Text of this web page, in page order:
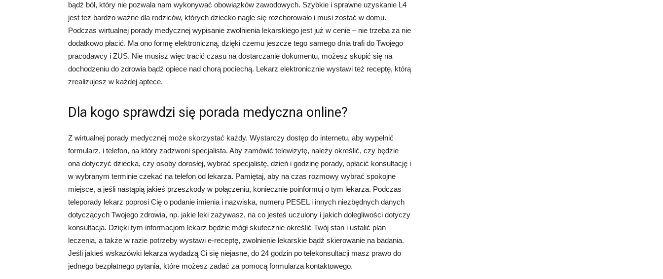
bądź ból, który nie pozwala nam wykonywać obowiązków zawodowych. Szybkie i sprawne uzyskanie L4
jest też bardzo ważne dla rodziców, których dziecko nagle się rozchorowało i musi zostać w domu.
Podczas wirtualnej porady medycznej wypisanie zwolnienia lekarskiego jest już w cenie – nie trzeba za nie
dodatkowo płacić. Ma ono formę elektroniczną, dzięki czemu jeszcze tego samego dnia trafi do Twojego
pracodawcy i ZUS. Nie musisz więc tracić czasu na dostarczanie dokumentu, możesz skupić się na
dochodzeniu do zdrowia bądź opiece nad chorą pociechą. Lekarz elektronicznie wystawi też receptę, którą
zrealizujesz w każdej aptece.
Dla kogo sprawdzi się porada medyczna online?
Z wirtualnej porady medycznej może skorzystać każdy. Wystarczy dostęp do internetu, aby wypełnić
formularz, i telefon, na który zadzwoni specjalista. Aby zamówić telewizytę, należy określić, czy będzie
ona dotyczyć dziecka, czy osoby dorosłej, wybrać specjalistę, dzień i godzinę porady, opłacić konsultację i
w wybranym terminie czekać na telefon od lekarza. Pamiętaj, aby na czas rozmowy wybrać spokojne
miejsce, a jeśli nastąpią jakieś przeszkody w połączeniu, koniecznie poinformuj o tym lekarza. Podczas
teleporady lekarz poprosi Cię o podanie imienia i nazwiska, numeru PESEL i innych niezbędnych danych
dotyczących Twojego zdrowia, np. jakie leki zażywasz, na co jesteś uczulony i jakich dolegliwości dotyczy
konsultacja. Dzięki tym informacjom lekarz będzie mógł skutecznie określić Twój stan i ustalić plan
leczenia, a także w razie potrzeby wystawi e-receptę, zwolnienie lekarskie bądź skierowanie na badania.
Jeśli jakieś wskazówki lekarza wydadzą Ci się niejasne, do 24 godzin po telekonsultacji masz prawo do
jednego bezpłatnego pytania, które możesz zadać za pomocą formularza kontaktowego.